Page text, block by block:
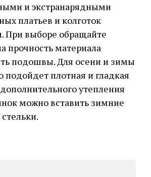
и экстранарядными
платьев и колготок
При выборе обращайте
прочность материала
подошвы. Для осени и зимы
подойдет плотная и гладкая
утепления
можно вставить зимние